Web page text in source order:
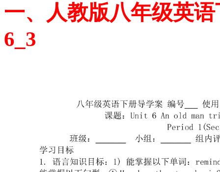
一、人教版八年级英
6_3